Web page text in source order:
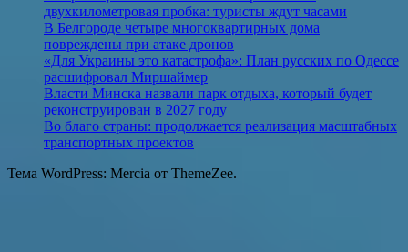
двухкилометровая пробка: туристы ждут часами
В Белгороде четыре многоквартирных дома
повреждены при атаке дронов
«Для Украины это катастрофа»: План русских по Одессе
расшифровал Миршаймер
Власти Минска назвали парк отдыха, который будет
реконструирован в 2027 году
Во благо страны: продолжается реализация масштабных
транспортных проектов
Тема WordPress: Mercia от ThemeZee.